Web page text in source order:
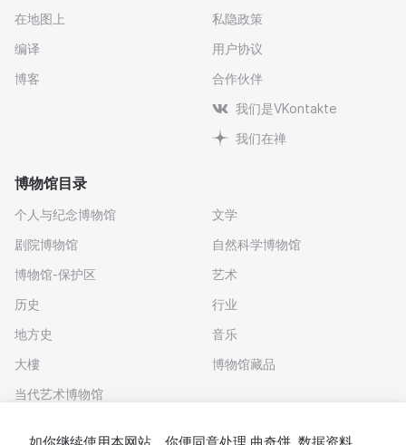
在地图上
编译
博客
私隐政策
用户协议
合作伙伴
我们是VKontakte
我们在禅
博物馆目录
个人与纪念博物馆
剧院博物馆
博物馆-保护区
历史
地方史
大樓
当代艺术博物馆
文学
自然科学博物馆
艺术
行业
音乐
博物馆藏品